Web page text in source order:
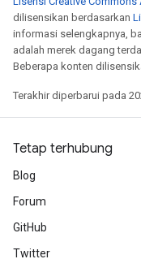
dilisensikan berdasarkan
informasi selengkapnya,
adalah merek dagang
Beberapa konten
Terakhir diperbarui pada
Tetap terhubung
Blog
Forum
GitHub
Twitter